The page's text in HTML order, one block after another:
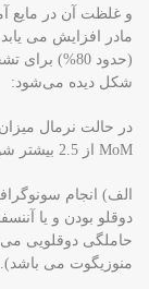
و غلظت آن در مایع
مادر افزایش می
(حدود 80%)
شکل دیده می‌شود:
MoM از 2.5 بیشتر شود، روند پیگیری آن به ترتیب ذیل است:
الف) انجام
منوزیگوت می باشد).